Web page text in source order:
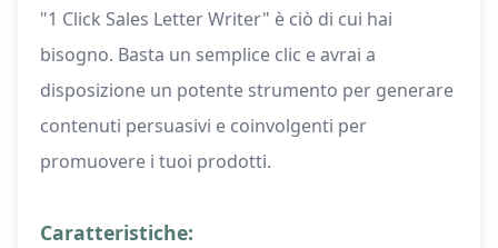
"1 Click Sales Letter Writer" è ciò di cui hai
bisogno. Basta un semplice clic e avrai a
disposizione un potente strumento per generare
contenuti persuasivi e coinvolgenti per
promuovere i tuoi prodotti.
Caratteristiche: